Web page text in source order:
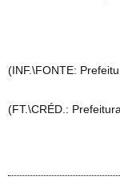
(INF.\FONTE:
(FT.\CRÉD.: